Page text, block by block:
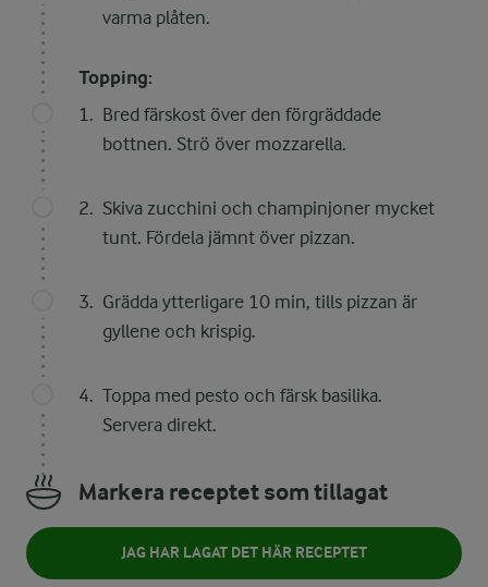
varma plåten.
Topping:
Bred färskost över den förgräddade
bottnen. Strö över mozzarella.
Skiva zucchini och champinjoner mycket
tunt. Fördela jämnt över pizzan.
Grädda ytterligare 10 min, tills pizzan är
gyllene och krispig.
Toppa med pesto och färsk basilika.
Servera direkt.
Markera receptet som tillagat
JAG HAR LAGAT DET HÄR RECEPTET